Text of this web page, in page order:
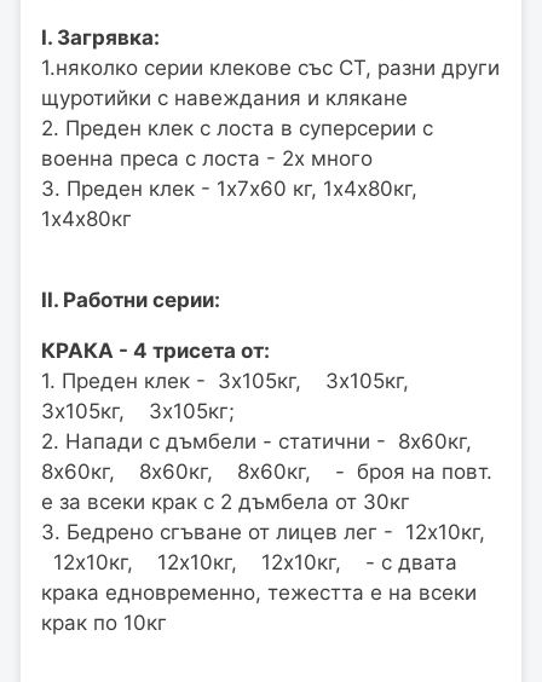
I. Загрявка:
1.няколко серии клекове със СТ, разни други
щуротийки с навеждания и клякане
2. Преден клек с лоста в суперсерии с
военна преса с лоста - 2х много
3. Преден клек - 1х7х60 кг, 1х4х80кг,
1х4х80кг
II. Работни серии:
КРАКА - 4 трисета от:
1. Преден клек - 3х105кг, 3x105кг,
3х105кг, 3х105кг;
2. Напади с дъмбели - статични - 8х60кг,
8х60кг, 8х60кг, 8х60кг, - броя на повт.
е за всеки крак с 2 дъмбела от 30кг
3. Бедрено сгъване от лицев лег - 12х10кг,
12х10кг, 12х10кг, 12х10кг, - с двата
крака едновременно, тежестта е на всеки
крак по 10кг